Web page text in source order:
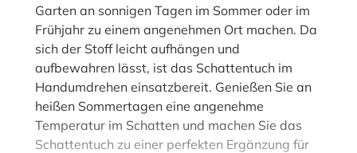
Garten an sonnigen Tagen im Sommer oder im
Frühjahr zu einem angenehmen Ort machen. Da
sich der Stoff leicht aufhängen und
aufbewahren lässt, ist das Schattentuch im
Handumdrehen einsatzbereit. Genießen Sie an
heißen Sommertagen eine angenehme
Temperatur im Schatten und machen Sie das
Schattentuch zu einer perfekten Ergänzung für